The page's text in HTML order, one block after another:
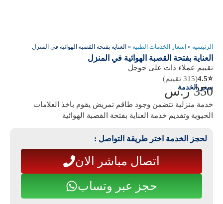
الرئيسية » اسعار الخدمات الطبية » العناية بفتحة القصبة الهوائية في المنزل
العناية بفتحة القصبة الهوائية في المنزل
تقييم عملاء ذات على جوجل
⭐
4.5(315 تقييم)
سعر الخدمة
350 ر.س
خدمة منزلية تتضمن وجود طاقم تمريض يقوم باخذ العلامات
الحيوية وتقديم خدمة العناية بفتحة القصبة الهوائية
لحجز الخدمة اختر طريقة التواصل :
اتصال مباشر الان
حجز عبر وتساب